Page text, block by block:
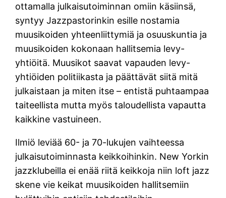
ottamalla julkaisutoiminnan omiin käsiinsä,
syntyy Jazzpastorinkin esille nostamia
muusikoiden yhteenliittymiä ja osuuskuntia ja
muusikoiden kokonaan hallitsemia levy-
yhtiöitä. Muusikot saavat vapauden levy-
yhtiöiden politiikasta ja päättävät siitä mitä
julkaistaan ja miten itse – entistä puhtaampaa
taiteellista mutta myös taloudellista vapautta
kaikkine vastuineen.
Ilmiö leviää 60- ja 70-lukujen vaihteessa
julkaisutoiminnasta keikkoihinkin. New Yorkin
jazzklubeilla ei enää riitä keikkoja niin loft jazz
skene vie keikat muusikoiden hallitsemiin